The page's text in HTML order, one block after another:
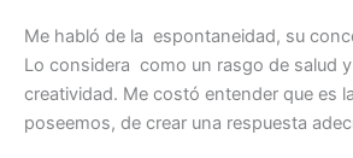
Me habló de la espontaneidad, su
Lo considera como un rasgo de salud y
creatividad. Me costó entender que es
poseemos, de crear una respuesta